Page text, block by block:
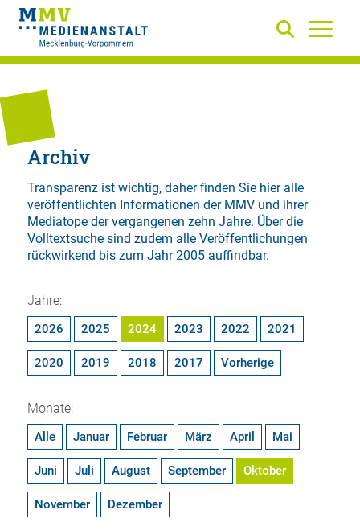
Archiv
Transparenz ist wichtig, daher finden Sie hier alle
veröffentlichten Informationen der MMV und ihrer
Mediatope der vergangenen zehn Jahre. Über die
Volltextsuchesind zudem alle Veröffentlichungen
rückwirkend bis zum Jahr 2005 auffindbar.
Jahre:
2026 2025 2024 2023 2022 2021
2020 2019 2018 2017 Vorherige
Monate:
Alle Januar Februar März April Mai
Juni Juli August September Oktober
November Dezember